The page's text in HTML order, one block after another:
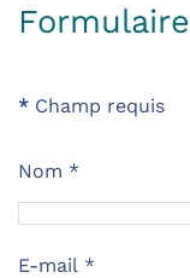
* Champ requis
Nom *
E-mail *